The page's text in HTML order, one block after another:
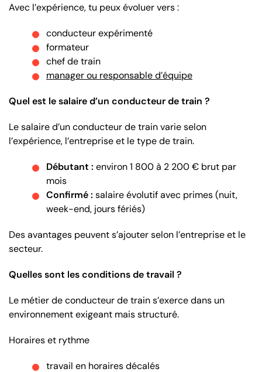
Avec l’expérience, tu peux évoluer vers :
conducteur expérimenté
formateur
chef de train
manager ou responsable d’équipe
Quel est le salaire d’un conducteur de train ?
Le salaire d’un conducteur de train varie selon
l’expérience, l’entreprise et le type de train.
Débutant : environ 1 800 à 2 200 € brut par
mois
Confirmé : salaire évolutif avec primes (nuit,
week-end, jours fériés)
Des avantages peuvent s’ajouter selon l’entreprise et le
secteur.
Quelles sont les conditions de travail ?
Le métier de conducteur de train s’exerce dans un
environnement exigeant mais structuré.
Horaires et rythme
travail en horaires décalés